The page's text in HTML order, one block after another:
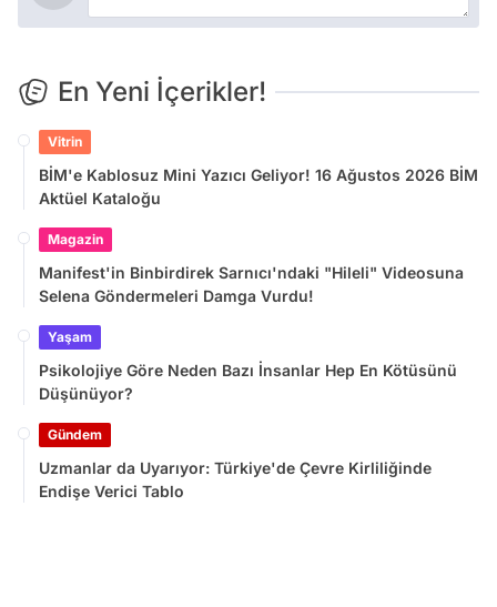
En Yeni İçerikler!
Vitrin
BİM'e Kablosuz Mini Yazıcı Geliyor! 16 Ağustos 2026 BİM
Aktüel Kataloğu
Magazin
Manifest'in Binbirdirek Sarnıcı'ndaki "Hileli" Videosuna
Selena Göndermeleri Damga Vurdu!
Yaşam
Psikolojiye Göre Neden Bazı İnsanlar Hep En Kötüsünü
Düşünüyor?
Gündem
Uzmanlar da Uyarıyor: Türkiye'de Çevre Kirliliğinde
Endişe Verici Tablo